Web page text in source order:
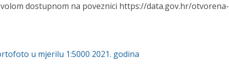
dostupnom na poveznici https://data.gov.hr/otvorena-
u mjerilu 1:5000 2021. godina